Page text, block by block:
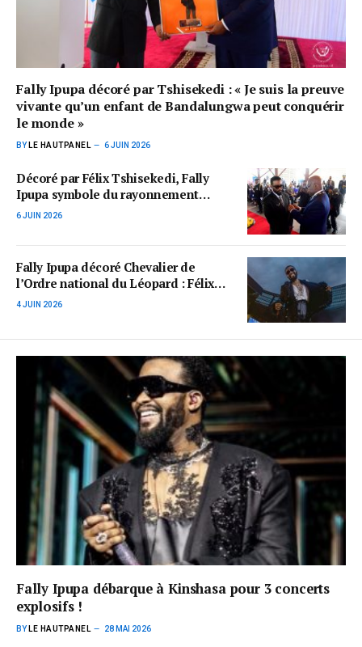
Fally Ipupa décoré par Tshisekedi : « Je suis la preuve
vivante qu’un enfant de Bandalungwa peut conquérir
le monde »
BY LE HAUTPANEL 6 JUIN 2026
Décoré par Félix Tshisekedi, Fally
Ipupa symbole du rayonnement
culturel de la RDC après son double
6 JUIN 2026
Fally Ipupa décoré Chevalier de
l’Ordre national du Léopard : Félix
Tshisekedi honore une icône de la
4 JUIN 2026
Fally Ipupa débarque à Kinshasa pour 3 concerts
explosifs !
BY LE HAUTPANEL 28 MAI 2026